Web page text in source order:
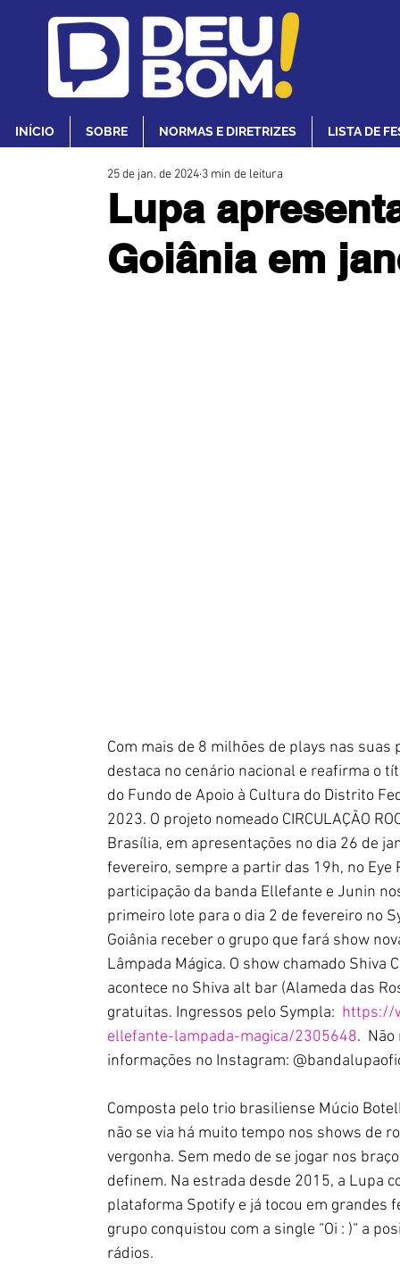
INÍCIO SOBRE NORMAS E DIRETRIZES LISTA DE
Lupa
Goiânia em
25 de jan. de 2024 3 min de leitura
Com mais de 8 milhões de plays nas
destaca no cenário nacional e reafirma o
do Fundo de Apoio à Cultura do Distrito
2023. O projeto nomeado CIRCULAÇÃO
Brasília, em apresentações no dia 26 de
fevereiro, sempre a partir das 19h, no
participação da banda Ellefante e Junin
primeiro lote para o dia 2 de fevereiro no
Goiânia receber o grupo que fará show
Lâmpada Mágica. O show chamado
acontece no Shiva alt bar (Alameda das
gratuitas. Ingressos pelo Sympla: https://
ellefante-lampada-magica/2305648.
informações no Instagram:
Composta pelo trio brasiliense Múcio
não se via há muito tempo nos shows de
vergonha. Sem medo de se jogar nos
definem. Na estrada desde 2015, a Lupa
plataforma Spotify e já tocou em grandes
grupo conquistou com a single “Oi : )“ a
rádios.